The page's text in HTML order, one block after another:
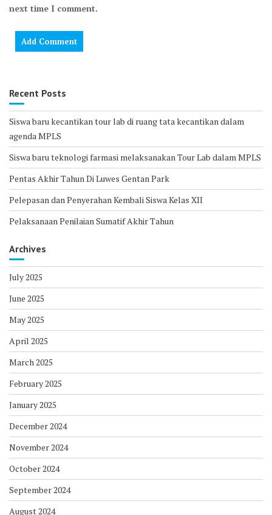
next time I comment.
Recent Posts
Siswa baru kecantikan tour lab di ruang tata kecantikan dalam
agenda MPLS
Siswa baru teknologi farmasi melaksanakan Tour Lab dalam MPLS
Pentas Akhir Tahun Di Luwes Gentan Park
Pelepasan dan Penyerahan Kembali Siswa Kelas XII
Pelaksanaan Penilaian Sumatif Akhir Tahun
Archives
July 2025
June 2025
May 2025
April 2025
March 2025
February 2025
January 2025
December 2024
November 2024
October 2024
September 2024
August 2024